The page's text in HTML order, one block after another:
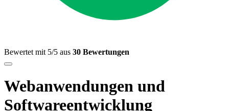
Bewertet mit 5/5 aus 30 Bewertungen
Webanwendungen und
Softwareentwicklung